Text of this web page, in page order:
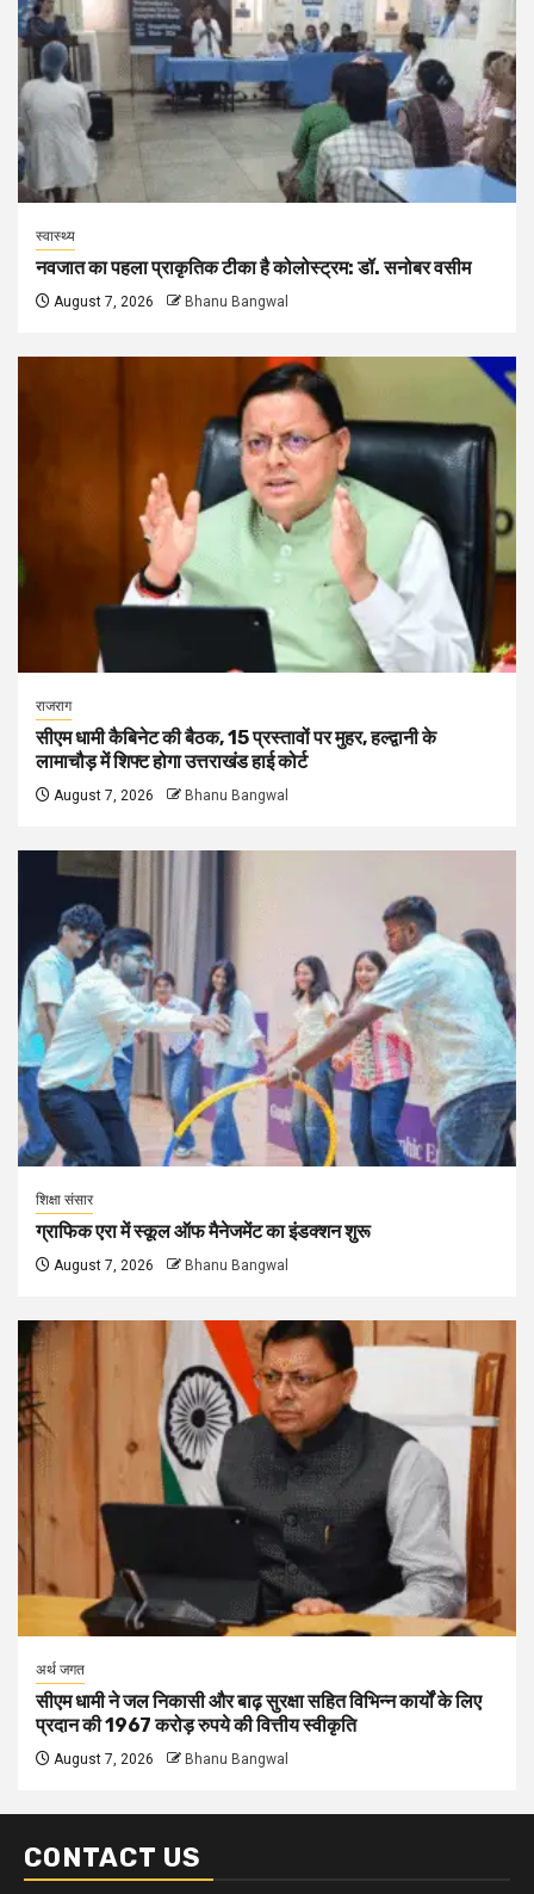
स्वास्थ्य
नवजात का पहला प्राकृतिक टीका है कोलोस्ट्रम: डॉ. सनोबर वसीम
August 7, 2026 Bhanu Bangwal
राजराग
सीएम धामी कैबिनेट की बैठक, 15 प्रस्तावों पर मुहर, हल्द्वानी के
लामाचौड़ में शिफ्ट होगा उत्तराखंड हाई कोर्ट
August 7, 2026 Bhanu Bangwal
शिक्षा संसार
ग्राफिक एरा में स्कूल ऑफ मैनेजमेंट का इंडक्शन शुरू
August 7, 2026 Bhanu Bangwal
अर्थ जगत
सीएम धामी ने जल निकासी और बाढ़ सुरक्षा सहित विभिन्न कार्यों के लिए
प्रदान की 1967 करोड़ रुपये की वित्तीय स्वीकृति
August 7, 2026 Bhanu Bangwal
CONTACT US